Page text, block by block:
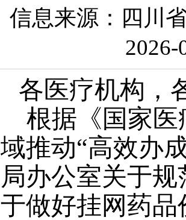
信息来源：四川
2026-
各医疗机构，
根据《国家
域推动“高效办
局办公室关于
于做好挂网药